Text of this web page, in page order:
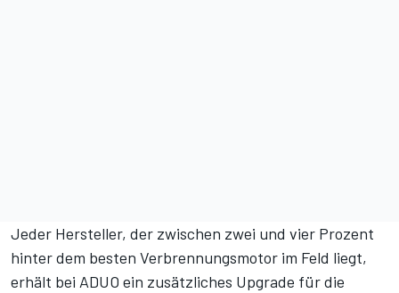
Jeder Hersteller, der zwischen zwei und vier Prozent
hinter dem besten Verbrennungsmotor im Feld liegt,
erhält bei ADUO ein zusätzliches Upgrade für die